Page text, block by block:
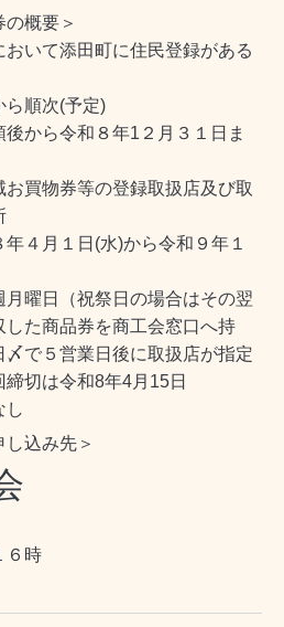
の概要＞
おいて添田町に住民登録がある
ら順次(予定)
後から令和８年1２月３１日ま
お買物券等の登録取扱店及び取
４月１日(水)から令和９年１
曜日（祝祭日の場合はその翌
した商品券を商工会窓口へ持
で５営業日後に取扱店が指定
切は令和8年4月15日
し
し込み先＞
６時